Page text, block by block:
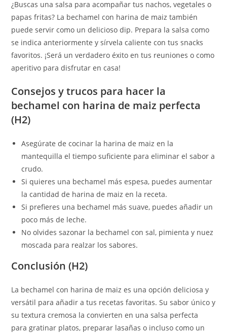
¿Buscas una salsa para acompañar tus nachos, vegetales o
papas fritas? La bechamel con harina de maiz también
puede servir como un delicioso dip. Prepara la salsa como
se indica anteriormente y sírvela caliente con tus snacks
favoritos. ¡Será un verdadero éxito en tus reuniones o como
aperitivo para disfrutar en casa!
Consejos y trucos para hacer la
bechamel con harina de maiz perfecta
(H2)
Asegúrate de cocinar la harina de maiz en la
mantequilla el tiempo suficiente para eliminar el sabor a
crudo.
Si quieres una bechamel más espesa, puedes aumentar
la cantidad de harina de maiz en la receta.
Si prefieres una bechamel más suave, puedes añadir un
poco más de leche.
No olvides sazonar la bechamel con sal, pimienta y nuez
moscada para realzar los sabores.
Conclusión (H2)
La bechamel con harina de maiz es una opción deliciosa y
versátil para añadir a tus recetas favoritas. Su sabor único y
su textura cremosa la convierten en una salsa perfecta
para gratinar platos, preparar lasañas o incluso como un